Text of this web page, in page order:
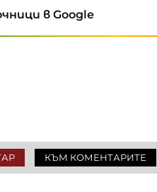
в Google
КЪМ КОМЕНТАРИТЕ